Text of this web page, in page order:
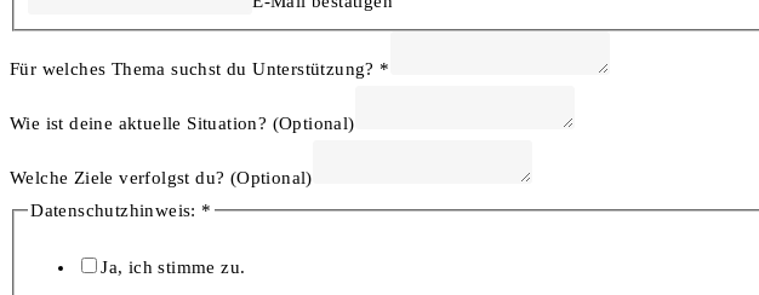
Für welches Thema suchst du Unterstützung? *
Wie ist deine aktuelle Situation? (Optional)
Welche Ziele verfolgst du? (Optional)
Thema
aktuelle
Datenschutzhinweis: *
Ja, ich stimme zu.